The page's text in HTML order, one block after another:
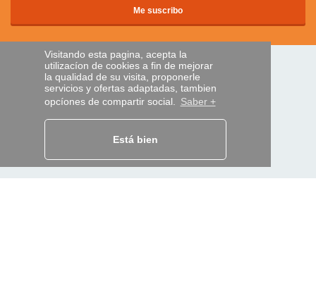
Visitando esta pagina, acepta la
utilizacíon de cookies a fin de mejorar
la qualidad de su visita, proponerle
servicios y ofertas adaptadas, tambien
opcíones de compartir social. Saber +
Está bien
PAGOS SEGUROS
Localice su envío